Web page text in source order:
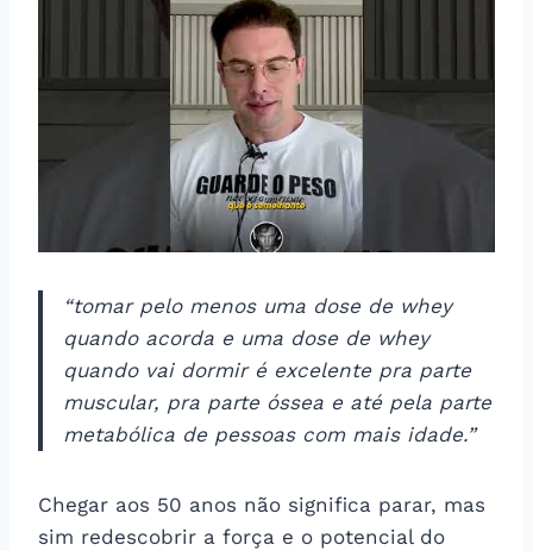
“tomar pelo menos uma dose de whey
quando acorda e uma dose de whey
quando vai dormir é excelente pra parte
muscular, pra parte óssea e até pela parte
metabólica de pessoas com mais idade.”​
Chegar aos 50 anos não significa parar, mas
sim redescobrir a força e o potencial do